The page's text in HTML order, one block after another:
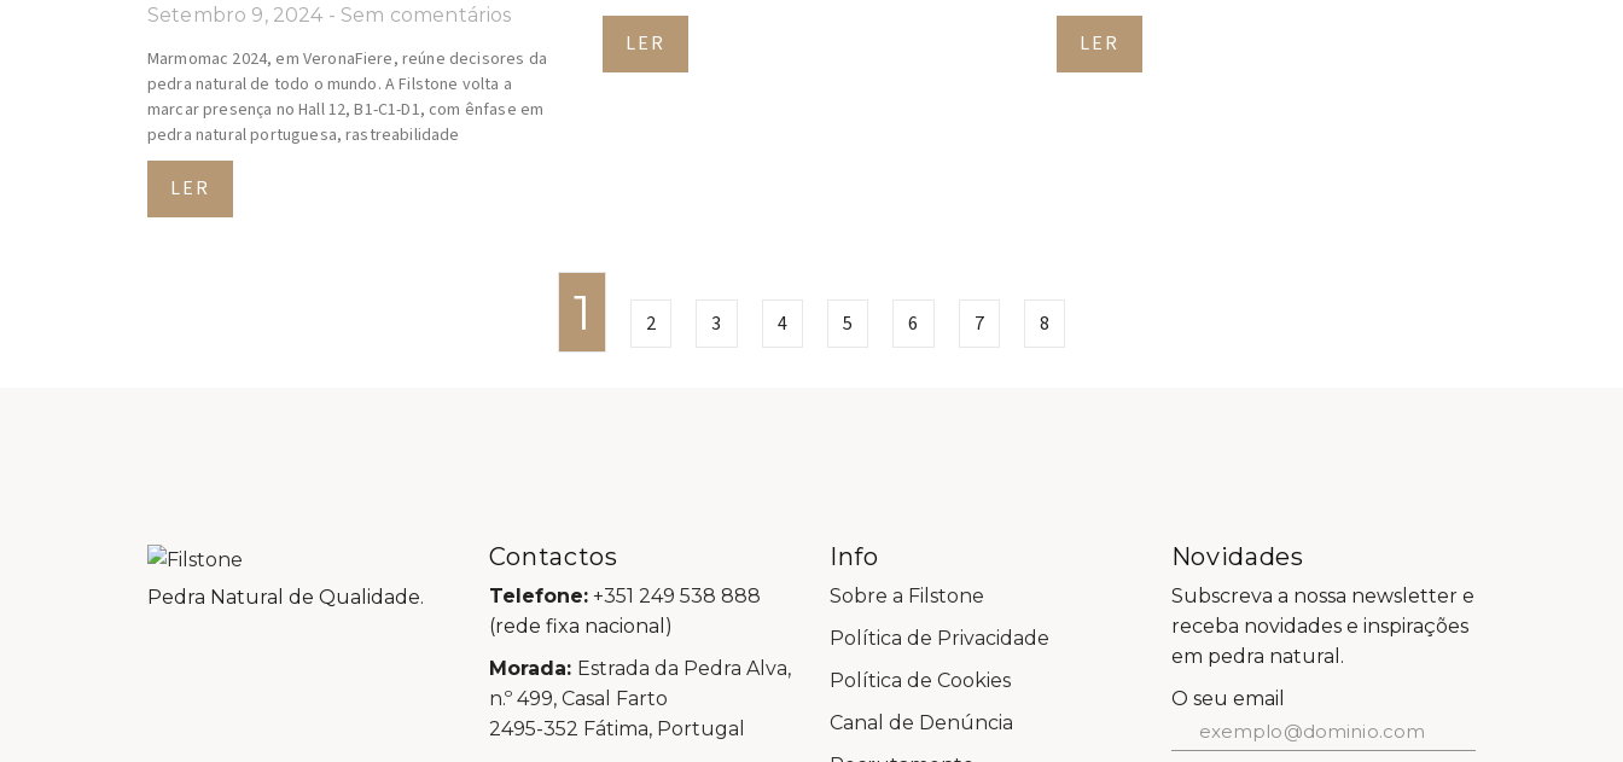
Setembro 9, 2024 Sem comentários
Marmomac 2024, em VeronaFiere, reúne decisores da
pedra natural de todo o mundo. A Filstone volta a
marcar presença no Hall 12, B1-C1-D1, com ênfase em
pedra natural portuguesa, rastreabilidade
LER
LER LER
1 2 3 4 5 6 7 8
Pedra Natural de Qualidade.
Contactos
Telefone: +351 249 538 888
(rede fixa nacional)
Morada: Estrada da Pedra Alva,
n.º 499, Casal Farto
2495-352 Fátima, Portugal
Info
Sobre a Filstone
Política de Privacidade
Política de Cookies
Canal de Denúncia
Novidades
Subscreva a nossa newsletter e
receba novidades e inspirações
em pedra natural.
O seu email